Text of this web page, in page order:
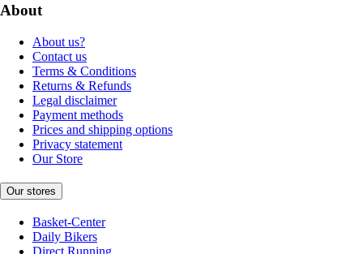
About
About us?
Contact us
Terms & Conditions
Returns & Refunds
Legal disclaimer
Payment methods
Prices and shipping options
Privacy statement
Our Store
Our stores
Basket-Center
Daily Bikers
Direct Running